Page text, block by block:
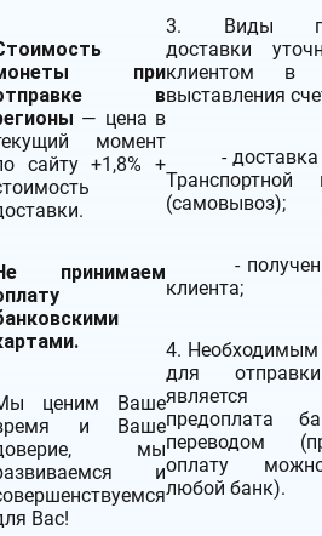
при
в
— цена в
момент
сайту +1,8% +
принимаем
ценим Ваше
и Ваше
мы
и
Вас!
3. Виды
доставки
клиентом в
выставления
-
Транспортной
(самовывоз);
-
клиента;
4. Необходимым
для
является
предоплата
переводом
оплату
любой банк).